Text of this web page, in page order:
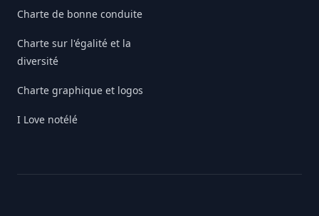
Charte de bonne conduite
Charte sur l'égalité et la
diversité
Charte graphique et logos
I Love notélé